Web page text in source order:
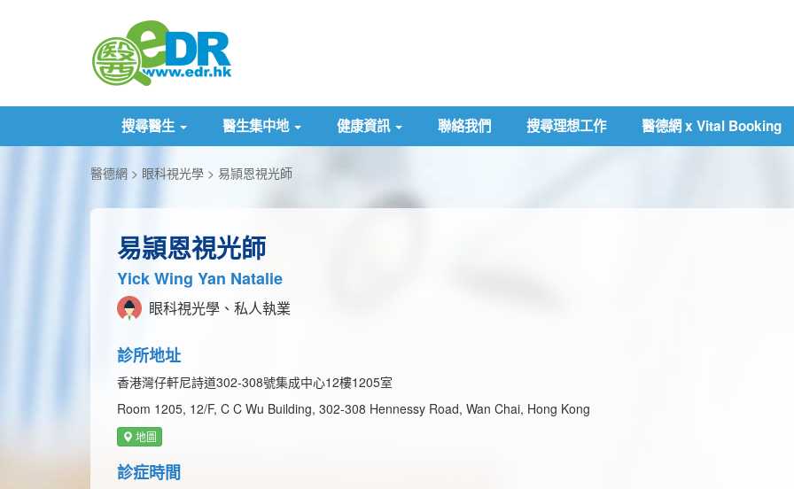
搜尋醫生 醫生集中地 健康資訊 聯絡我們 搜尋理想工作 醫德網 x Vital Booking
醫德網 眼科視光學 易頴恩視光師
易頴恩視光師
Yick Wing Yan Natalie
眼科視光學、私人執業
診所地址
香港灣仔軒尼詩道302-308號集成中心12樓1205室
Room 1205, 12/F, C C Wu Building, 302-308 Hennessy Road, Wan Chai, Hong Kong
地圖
診症時間